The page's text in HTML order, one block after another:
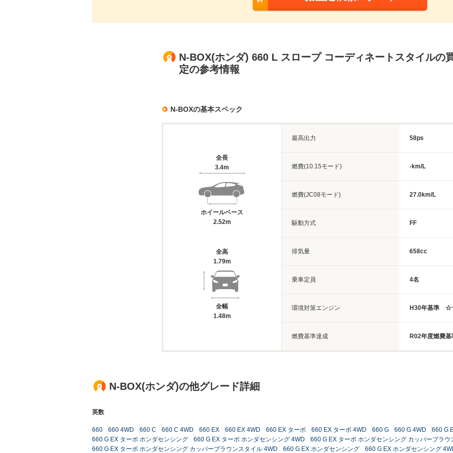
N-BOX(ホンダ) 660 L スロープ コーディネートスタイルの
定の参考情報
N-BOXの基本スペック
全長
3.4m
ホイールベース
2.52m
全高
1.79m
全幅
1.48m
最高出力 58ps
燃費(10.15モード) -km/L
燃費(JC08モード) 27.0km/L
駆動方式 FF
排気量 658cc
乗車定員 4名
環境対策エンジン H30年基準
燃費基準達成 R02年度燃費
N-BOX(ホンダ)の他グレード詳細
英数
660 660 4WD 660 C 660 C 4WD 660 EX 660 EX 4WD 660 EX ターボ 660 EX ターボ 4WD 660 G 660 G 4WD 660 G
660 G EX ターボ ホンダセンシング
660 G EX ターボ ホンダセンシング 4WD
660 G EX ターボ ホンダセンシング カッパーブラウ
660 G EX ターボ ホンダセンシング カッパーブラウンスタイル 4WD
660 G EX ホンダセンシング 660 G EX ホンダセンシング